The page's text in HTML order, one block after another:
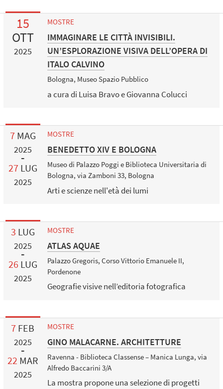
15
OTT
2025
MOSTRE
IMMAGINARE LE CITTÀ INVISIBILI.
UN’ESPLORAZIONE VISIVA DELL’OPERA DI
ITALO CALVINO
Bologna, Museo Spazio Pubblico
a cura di Luisa Bravo e Giovanna Colucci
7 MAG
2025
27 LUG
2025
MOSTRE
BENEDETTO XIV E BOLOGNA
Museo di Palazzo Poggi e Biblioteca Universitaria di
Bologna, via Zamboni 33, Bologna
Arti e scienze nell'età dei lumi
3 LUG
2025
26 LUG
2025
MOSTRE
ATLAS AQUAE
Palazzo Gregoris, Corso Vittorio Emanuele II,
Pordenone
Geografie visive nell’editoria fotografica
7 FEB
2025
22 MAR
2025
MOSTRE
GINO MALACARNE. ARCHITETTURE
Ravenna - Biblioteca Classense – Manica Lunga, via
Alfredo Baccarini 3/A
La mostra propone una selezione di progetti